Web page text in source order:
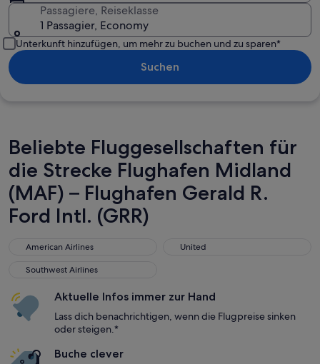
Passagiere, Reiseklasse
1 Passagier, Economy
Unterkunft hinzufügen, um mehr zu buchen und zu sparen*
Suchen
Beliebte Fluggesellschaften für
die Strecke Flughafen Midland
(MAF) – Flughafen Gerald R.
Ford Intl. (GRR)
American Airlines
American Airlines United
United
Southwest Airlines
Southwest Airlines
Aktuelle Infos immer zur Hand
Lass dich benachrichtigen, wenn die Flugpreise sinken
oder steigen.*
Buche clever